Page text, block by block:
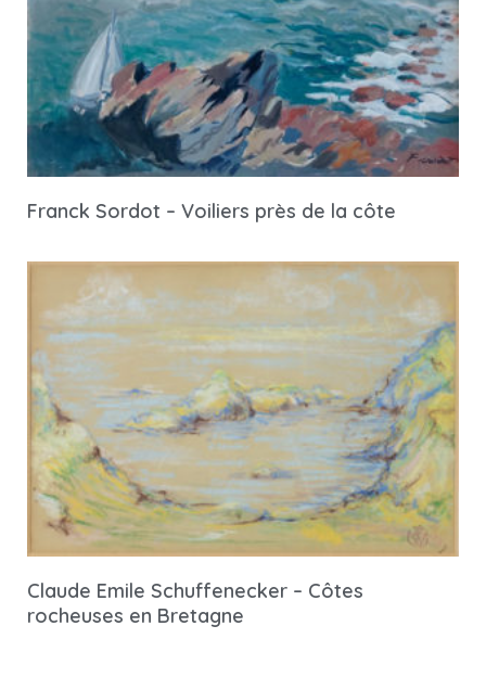
Franck Sordot – Voiliers près de la côte
Claude Emile Schuffenecker – Côtes
rocheuses en Bretagne